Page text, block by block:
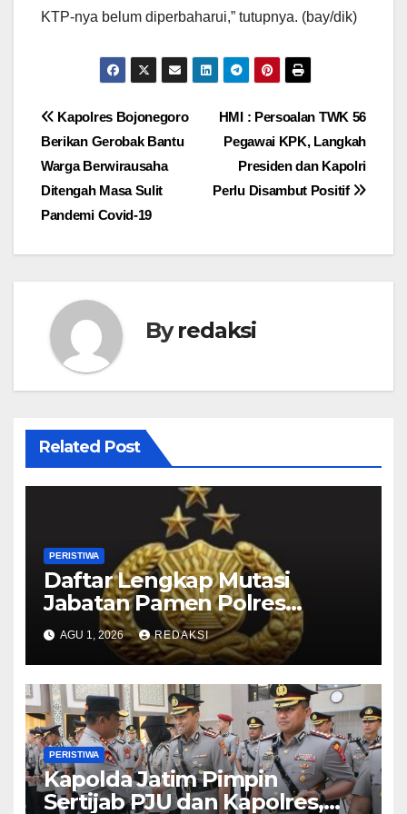
KTP-nya belum diperbaharui,” tutupnya. (bay/dik)
Navigasi
pos
HMI : Persoalan TWK 56
Pegawai KPK, Langkah
Presiden dan Kapolri
Perlu Disambut Positif
Kapolres Bojonegoro
Berikan Gerobak Bantu
Warga Berwirausaha
Ditengah Masa Sulit
Pandemi Covid-19
Byredaksi
Related Post
PERISTIWA
Daftar Lengkap Mutasi
Jabatan Pamen Polres
Jajaran Polda Jatim 2026
AGU 1, 2026 REDAKSI
PERISTIWA
Kapolda Jatim Pimpin
Sertijab PJU dan Kapolres,